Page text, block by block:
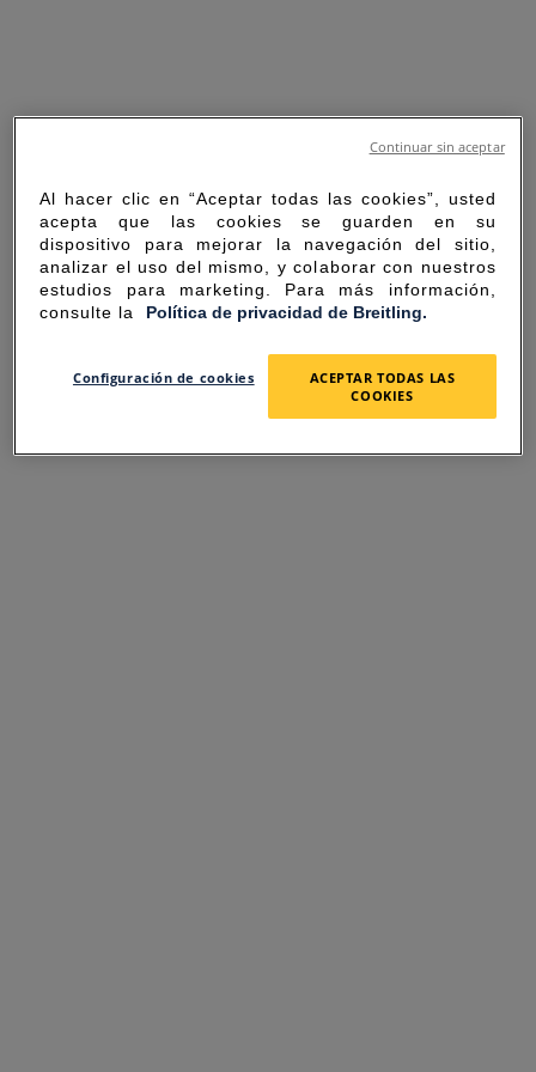
SORRY FOR THE
INCONVENIENCE
Al hacer clic en “Aceptar todas las cookies”, usted
acepta que las cookies se guarden en su
dispositivo para mejorar la navegación del sitio,
analizar el uso del mismo, y colaborar con nuestros
estudios para marketing. Para más información,
consulte la Política de privacidad de Breitling.
Configuración de cookies
ACEPTAR TODAS LAS
COOKIES
Continuar sin aceptar